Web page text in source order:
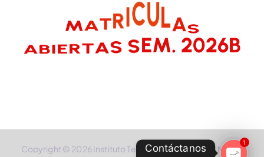
MATRICULAS
ABIERTAS SEM. 2026B
Copyright © 2026 Instituto Tecnico Colombiano - INTEC |
Contáctanos
1